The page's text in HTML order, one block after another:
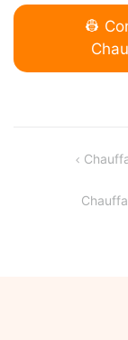
👷
Navigation